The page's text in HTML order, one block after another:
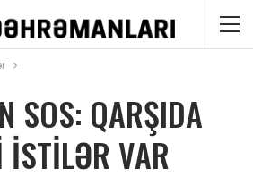
SOS: QARŞIDA
VAR